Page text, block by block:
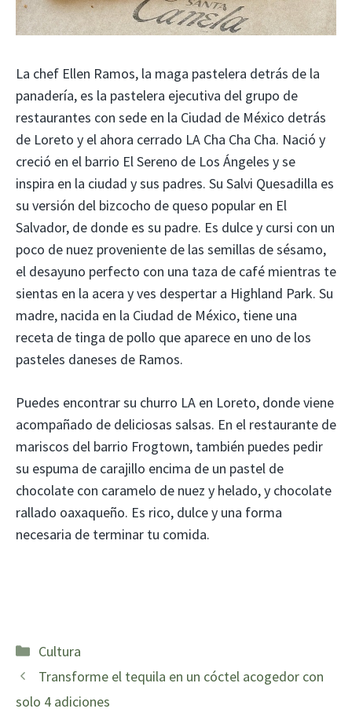
La chef Ellen Ramos, la maga pastelera detrás de la
panadería, es la pastelera ejecutiva del grupo de
restaurantes con sede en la Ciudad de México detrás
de Loreto y el ahora cerrado LA Cha Cha Cha. Nació y
creció en el barrio El Sereno de Los Ángeles y se
inspira en la ciudad y sus padres. Su Salvi Quesadilla es
su versión del bizcocho de queso popular en El
Salvador, de donde es su padre. Es dulce y cursi con un
poco de nuez proveniente de las semillas de sésamo,
el desayuno perfecto con una taza de café mientras te
sientas en la acera y ves despertar a Highland Park. Su
madre, nacida en la Ciudad de México, tiene una
receta de tinga de pollo que aparece en uno de los
pasteles daneses de Ramos.
Puedes encontrar su churro LA en Loreto, donde viene
acompañado de deliciosas salsas. En el restaurante de
mariscos del barrio Frogtown, también puedes pedir
su espuma de carajillo encima de un pastel de
chocolate con caramelo de nuez y helado, y chocolate
rallado oaxaqueño. Es rico, dulce y una forma
necesaria de terminar tu comida.
Categorías
Cultura
Transforme el tequila en un cóctel acogedor con
solo 4 adiciones